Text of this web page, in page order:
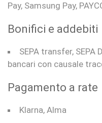
Pay, Samsung Pay,
Bonifici e addebiti
SEPA transfer, SEPA
bancari con causale
Pagamento a rate
Klarna, Alma